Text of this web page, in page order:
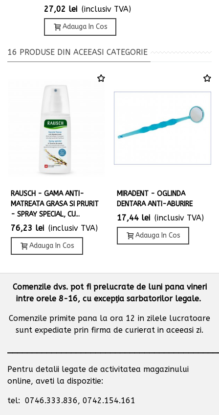
27,02 lei (inclusiv TVA)
Adauga In Cos
16 PRODUSE DIN ACEEASI CATEGORIE
RAUSCH - GAMA ANTI-
MATREATA GRASA SI PRURIT
- SPRAY SPECIAL, CU...
76,23 lei (inclusiv TVA)
Adauga In Cos
MIRADENT - OGLINDA
DENTARA ANTI-ABURIRE
17,44 lei (inclusiv TVA)
Adauga In Cos
Comenzile dvs. pot fi prelucrate de luni pana vineri
intre orele 8-16, cu excepţia sarbatorilor legale.
Comenzile primite pana la ora 12 in zilele lucratoare
sunt expediate prin firma de curierat in aceeasi zi.
Pentru detalii legate de activitatea magazinului
online, aveti la dispozitie:
tel: 0746.333.836, 0742.154.161